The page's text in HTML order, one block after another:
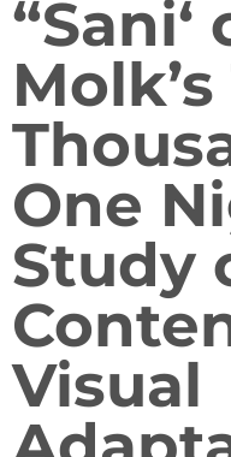
“Sani‘
One
Study
Visual